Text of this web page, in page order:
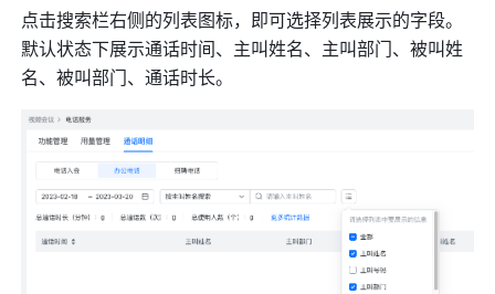
点击搜索栏右侧的列表图标，即可选择列表展示的字段。
默认状态下展示通话时间、主叫姓名、主叫部门、被叫姓
名、被叫部门、通话时长。